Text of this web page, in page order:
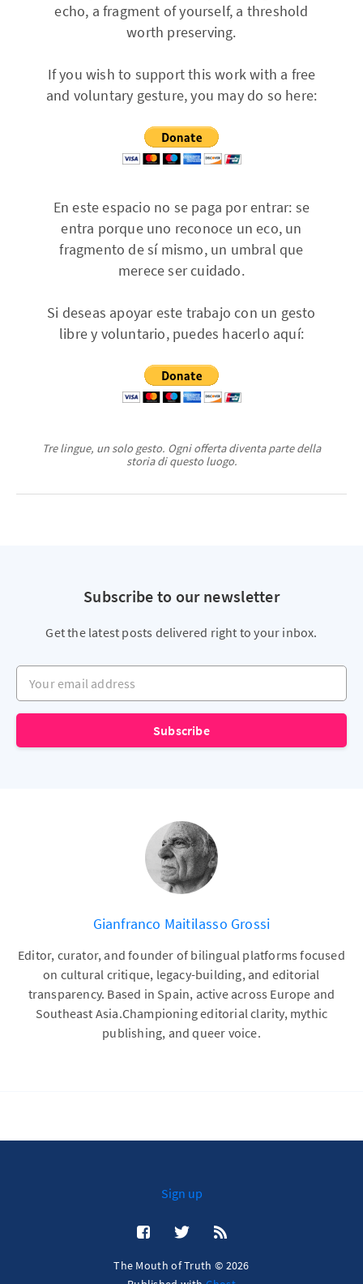
echo, a fragment of yourself, a threshold
worth preserving.
If you wish to support this work with a free
and voluntary gesture, you may do so here:
En este espacio no se paga por entrar: se
entra porque uno reconoce un eco, un
fragmento de sí mismo, un umbral que
merece ser cuidado.
Si deseas apoyar este trabajo con un gesto
libre y voluntario, puedes hacerlo aquí:
Tre lingue, un solo gesto. Ogni offerta diventa parte della
storia di questo luogo.
Subscribe to our newsletter
Get the latest posts delivered right to your inbox.
Your email address
Subscribe
Gianfranco Maitilasso Grossi
Editor, curator, and founder of bilingual platforms focused
on cultural critique, legacy-building, and editorial
transparency. Based in Spain, active across Europe and
Southeast Asia.Championing editorial clarity, mythic
publishing, and queer voice.
Sign up
The Mouth of Truth © 2026